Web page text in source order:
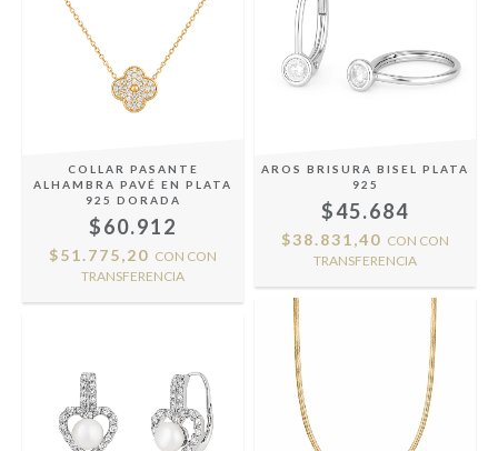
COLLAR PASANTE
ALHAMBRA PAVÉ EN PLATA
925 DORADA
$60.912
$51.775,20 CON CON
TRANSFERENCIA
AROS BRISURA BISEL PLATA
925
$45.684
$38.831,40 CON CON
TRANSFERENCIA